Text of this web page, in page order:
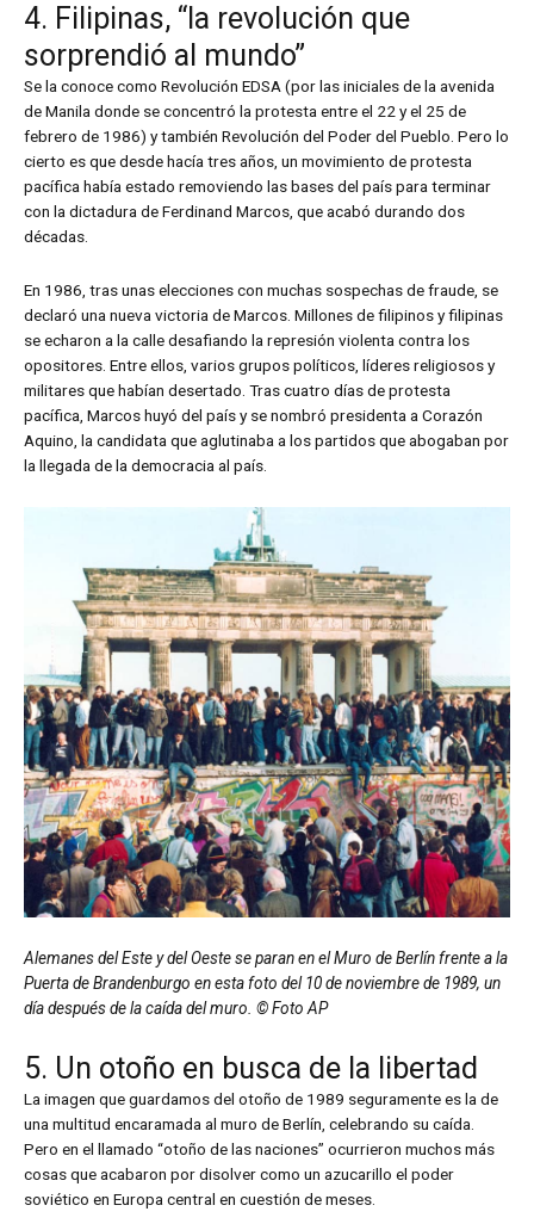
4. Filipinas, “la revolución que
sorprendió al mundo”
Se la conoce como Revolución EDSA (por las iniciales de la avenida
de Manila donde se concentró la protesta entre el 22 y el 25 de
febrero de 1986) y también Revolución del Poder del Pueblo. Pero lo
cierto es que desde hacía tres años, un movimiento de protesta
pacífica había estado removiendo las bases del país para terminar
con la dictadura de Ferdinand Marcos, que acabó durando dos
décadas.
En 1986, tras unas elecciones con muchas sospechas de fraude, se
declaró una nueva victoria de Marcos. Millones de filipinos y filipinas
se echaron a la calle desafiando la represión violenta contra los
opositores. Entre ellos, varios grupos políticos, líderes religiosos y
militares que habían desertado. Tras cuatro días de protesta
pacífica, Marcos huyó del país y se nombró presidenta a Corazón
Aquino, la candidata que aglutinaba a los partidos que abogaban por
la llegada de la democracia al país.
Alemanes del Este y del Oeste se paran en el Muro de Berlín frente a la
Puerta de Brandenburgo en esta foto del 10 de noviembre de 1989, un
día después de la caída del muro. © Foto AP
5. Un otoño en busca de la libertad
La imagen que guardamos del otoño de 1989 seguramente es la de
una multitud encaramada al muro de Berlín, celebrando su caída.
Pero en el llamado “otoño de las naciones” ocurrieron muchos más
cosas que acabaron por disolver como un azucarillo el poder
soviético en Europa central en cuestión de meses.